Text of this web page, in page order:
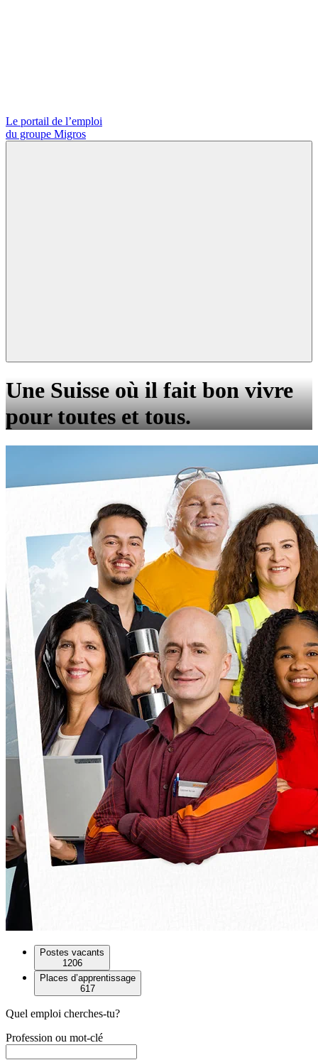
Le portail de l’emploi
du groupe Migros
Une Suisse où il fait bon vivre
pour toutes et tous.
Postes vacants
1206
Places d’apprentissage
617
Quel emploi cherches-tu?
Profession ou mot-clé